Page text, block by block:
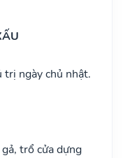
trị ngày chủ nhật.
trổ cửa dựng